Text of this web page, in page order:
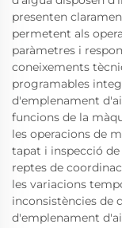
presenten
permetent als
paràmetres i
coneixements
programables
d'emplenament
funcions de la
les operacions de
tapat i inspecció
reptes de
les variacions
inconsistències de
d'emplenament